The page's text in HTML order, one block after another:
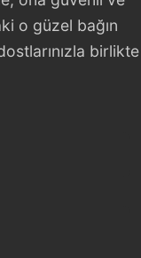
o güzel bağın
birlikte